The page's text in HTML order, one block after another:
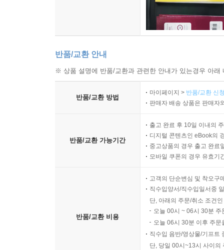
반품/교환 안내
※ 상품 설명에 반품/교환과 관련한 안내가 있는경우 아
반품/교환 방법
마이페이지 > 반품/교환 신
판매자 배송 상품은 판매자
반품/교환 가능기간
출고 완료 후 10일 이내의
디지털 콘텐츠인 eBook의
중고상품의 경우 출고 완료
모바일 쿠폰의 경우 유효기
반품/교환 비용
고객의 단순변심 및 착오구
직수입양서/직수입일서중
단, 아래의 주문/취소 조건
오늘 00시 ~ 06시 30분
오늘 06시 30분 이후 주
직수입 음반/영상물/기프트
단, 당일 00시~13시 사이의